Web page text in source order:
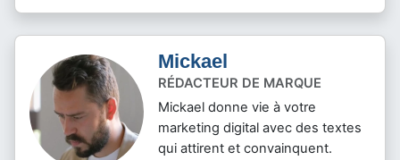
Mickael
RÉDACTEUR DE MARQUE
Mickael donne vie à votre
marketing digital avec des textes
qui attirent et convainquent.